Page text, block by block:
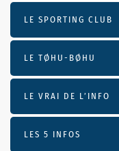
LE SPORTING CLUB
LE TØHU-BØHU
LE VRAI DE L’INFO
LES 5 INFOS